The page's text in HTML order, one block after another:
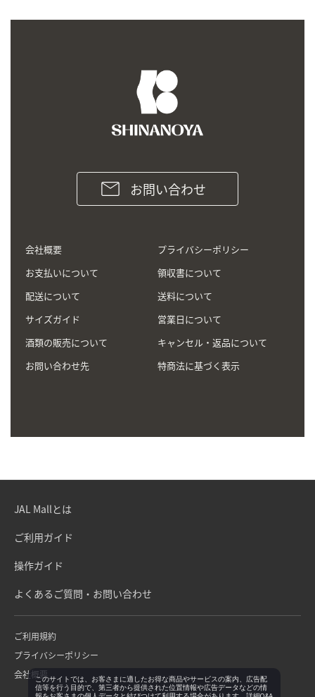
お問い合わせ
会社概要
プライバシーポリシー
お支払いについて
領収書について
配送について
送料について
サイズガイド
営業日について
酒類の販売について
キャンセル・返品について
お問い合わせ先
特商法に基づく表示
JAL Mallとは
ご利用ガイド
操作ガイド
よくあるご質問・お問い合わせ
ご利用規約
プライバシーポリシー
会社概要このサイトでは、お客さまに適したお得な商品やサービスの案内、広告配
信等を行う目的で、第三者から提供された位置情報や広告データなどの情